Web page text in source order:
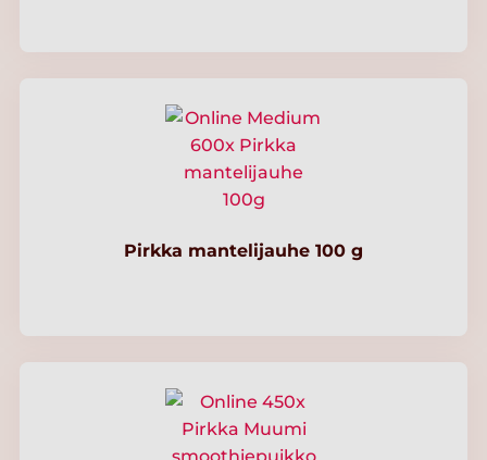
Pirkka mantelijauhe 100 g